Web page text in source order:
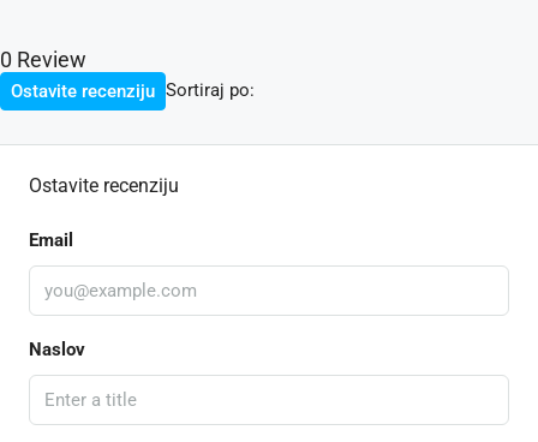
0 Review
Sortiraj po:
Ostavite recenziju
Ostavite recenziju
Email
Naslov